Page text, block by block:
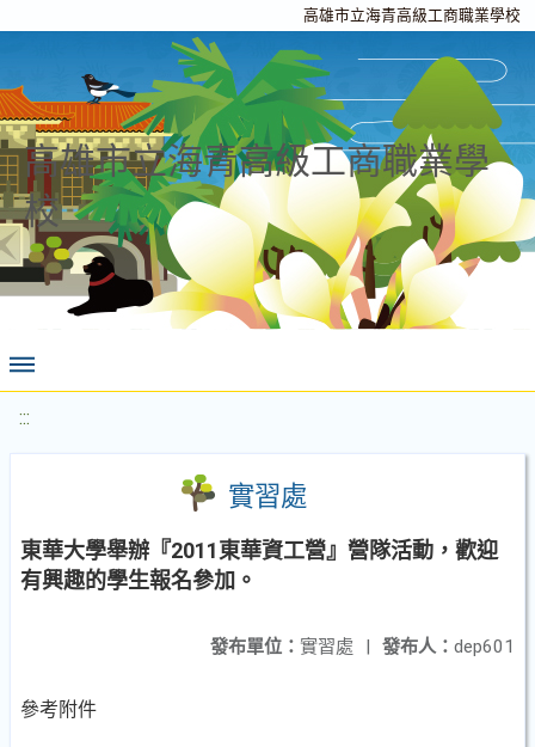
高雄市立海青高級工商職業學校
高雄市立海青高級工商職業學
校
:::
實習處
東華大學舉辦『2011東華資工營』營隊活動，歡迎
有興趣的學生報名參加。
發布人： dep601
發布單位： 實習處 |
參考附件